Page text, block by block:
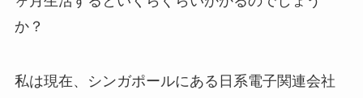
か？
私は現在、シンガポールにある日系電子関連会社